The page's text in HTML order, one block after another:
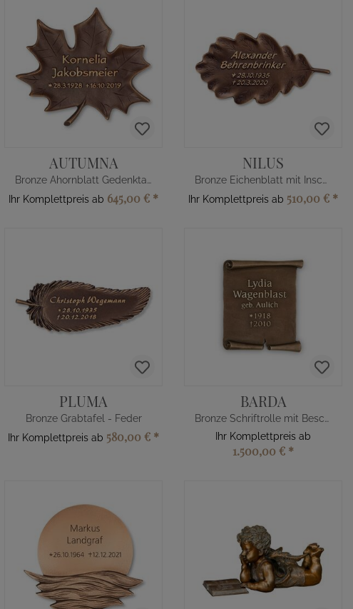
AUTUMNA
Bronze Ahornblatt Gedenktafel
Ihr Komplettpreis ab 645,00 € *
NILUS
Bronze Eichenblatt mit Inschrift
Ihr Komplettpreis ab 510,00 € *
PLUMA
Bronze Grabtafel - Feder
Ihr Komplettpreis ab 580,00 € *
BARDA
Bronze Schriftrolle mit Beschriftung
Ihr Komplettpreis ab
1.500,00 € *